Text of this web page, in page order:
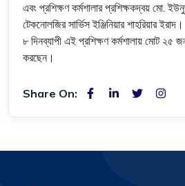
এবং প্রশিক্ষণ কর্মশালার প্রশিক্ষকদ্বয় মো.
টেকনোলজির সার্ভিস ইঞ্জিনিয়ার শাহরিয়ার ইরাদ।
৮ দিনব্যাপী এই প্রশিক্ষণ কর্মশালায় মোট ২৫
করছেন।
Share On: